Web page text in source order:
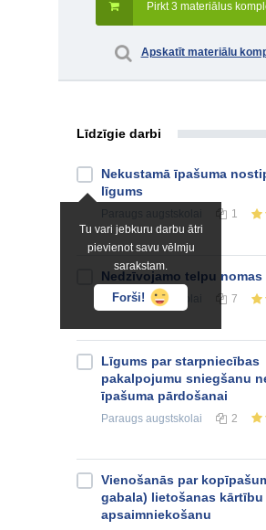
Pirkt 3 materiālus
Apskatīt materiālu
Līdzīgie darbi
Tu vari jebkuru darbu ātri
pievienot savu vēlmju
sarakstam.
Forši!
Nekustamā īpašuma
līgums
1
Nedzīvojamo telpu
Paraugsaugstskolai 7
Līgums par starpniecības
pakalpojumu sniegšanu
īpašuma pārdošanai
Paraugs augstskolai 2
Vienošanās par
gabala) lietošanas kārtību
apsaimniekošanu